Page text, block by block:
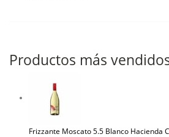
Productos más
Frizzante Moscato 5.5 Blanco Hacienda